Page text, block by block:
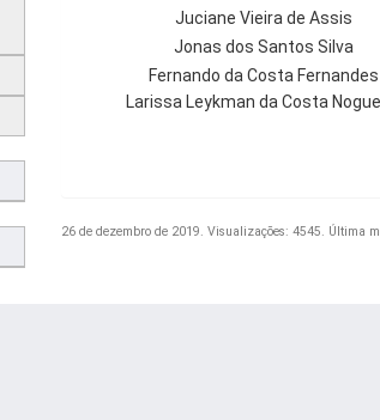
Juciane Vieira de Assis
Jonas dos Santos Silva
Fernando da Costa Fernandes
Larissa Leykman da Costa
26 de dezembro de 2019. Visualizações: 4545. Última